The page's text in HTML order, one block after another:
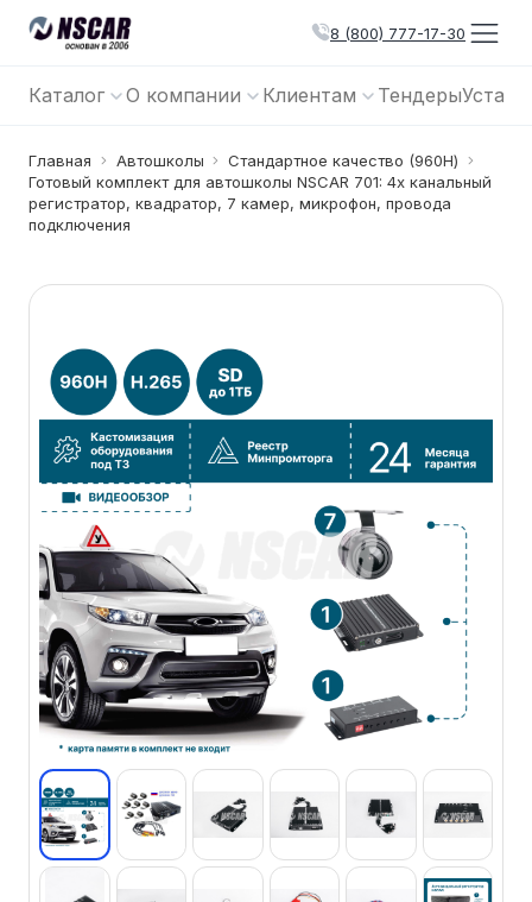
8 (800) 777-17-30
Каталог О компании Клиентам Тендеры
Главная Автошколы
Cтандартное качество (960Н)
Готовый комплект для автошколы NSCAR 701: 4х канальный
регистратор, квадратор, 7 камер, микрофон, провода
подключения